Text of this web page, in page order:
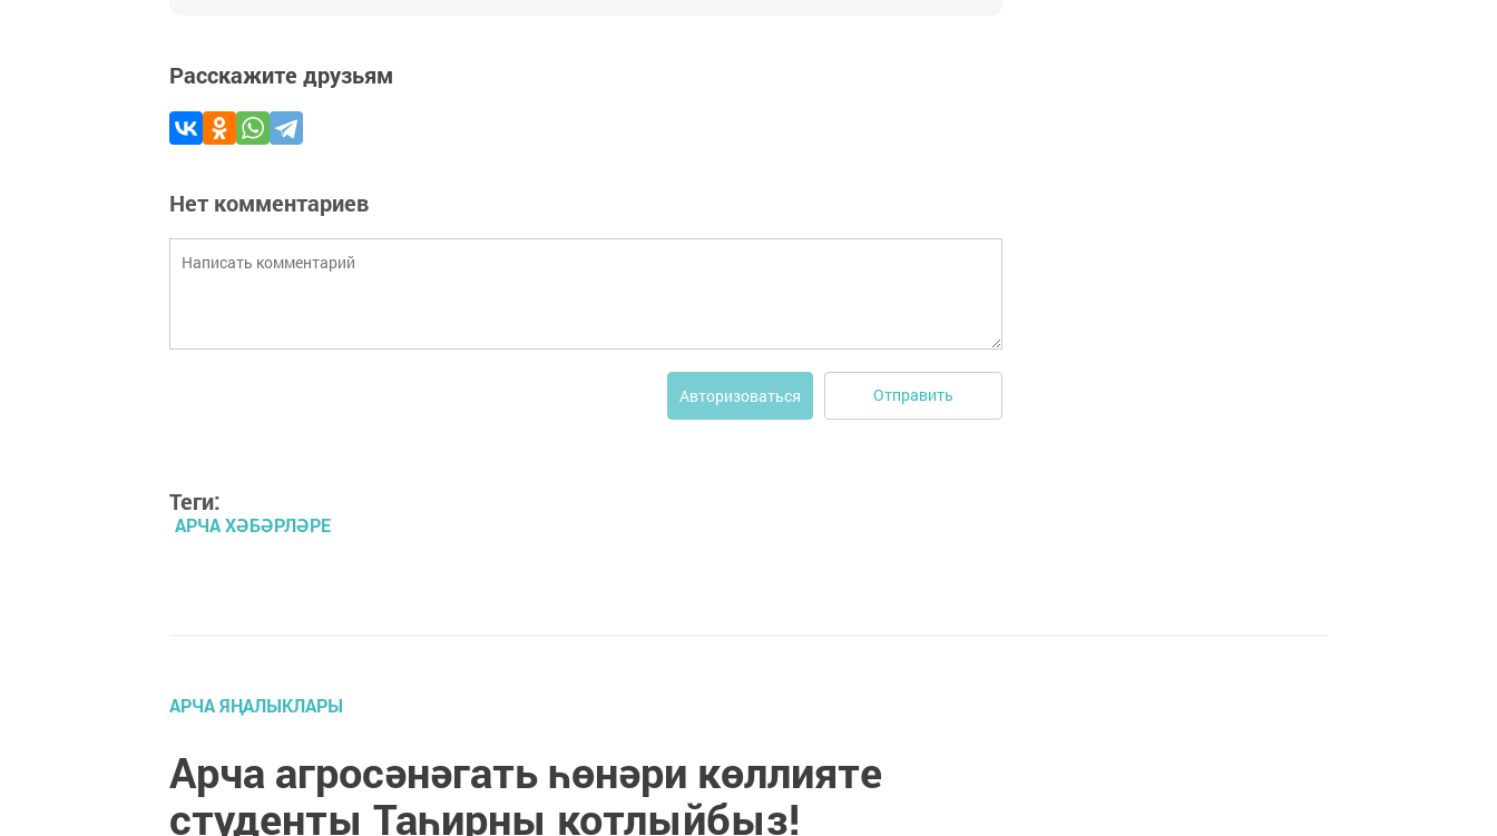
Расскажите друзьям
Нет комментариев
Авторизоваться Отправить
Теги:
АРЧА ХӘБӘРЛӘРЕ
АРЧА ЯҢАЛЫКЛАРЫ
Арча агросәнәгать һөнәри көллияте
студенты Таһирны котлыйбыз!